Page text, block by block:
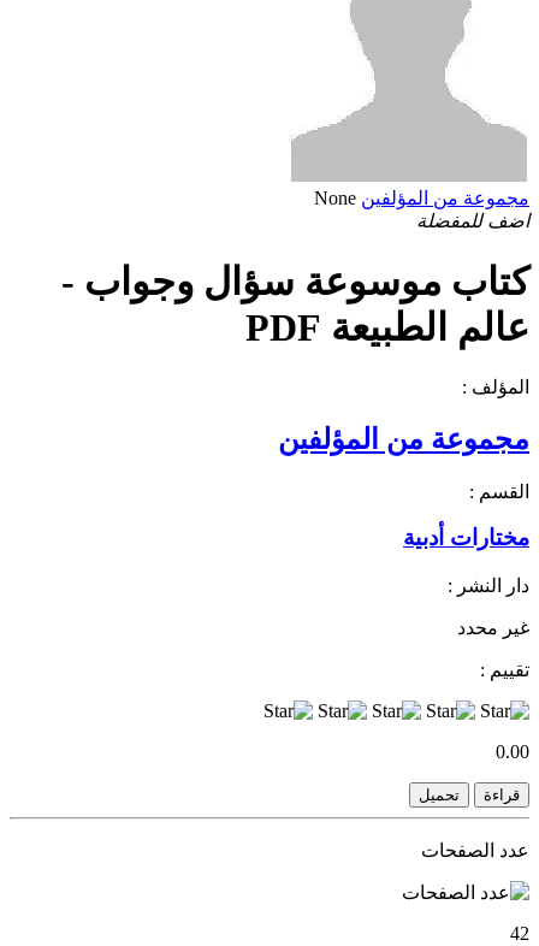
مجموعة من المؤلفين None
اضف للمفضلة
كتاب موسوعة سؤال وجواب -
عالم الطبيعة PDF
المؤلف :
مجموعة من المؤلفين
القسم :
مختارات أدبية
دار النشر :
غير محدد
تقييم :
0.00
قراءة تحميل
عدد الصفحات
42